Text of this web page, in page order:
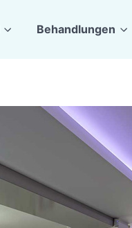
Behandlungen